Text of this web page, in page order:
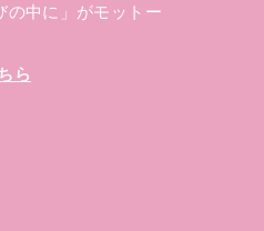
の中に」がモットー
ら